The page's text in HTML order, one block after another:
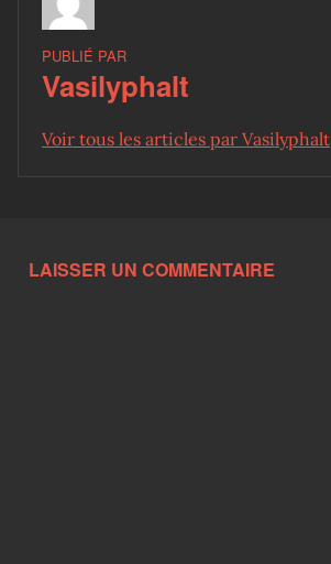
PUBLIÉ PAR
Vasilyphalt
Voir tous les articles par Vasilyphalt
LAISSER UN COMMENTAIRE